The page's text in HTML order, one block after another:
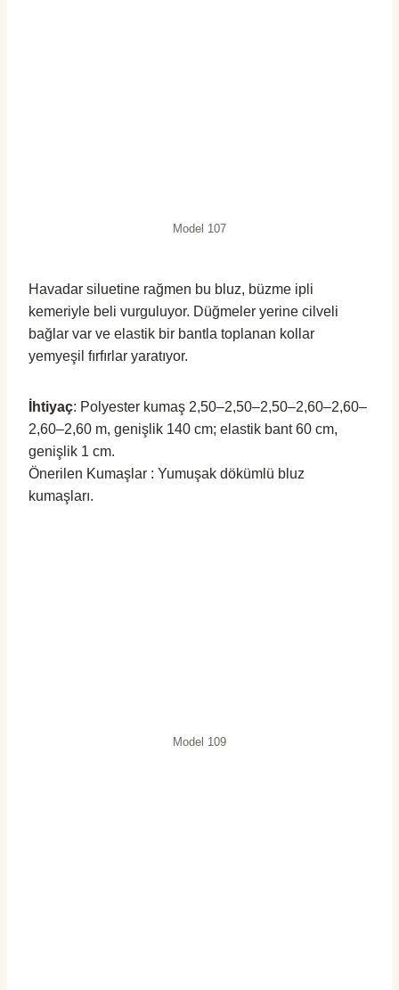
Model 107
Havadar siluetine rağmen bu bluz, büzme ipli
kemeriyle beli vurguluyor. Düğmeler yerine cilveli
bağlar var ve elastik bir bantla toplanan kollar
yemyeşil fırfırlar yaratıyor.
İhtiyaç: Polyester kumaş 2,50–2,50–2,50–2,60–2,60–
2,60–2,60 m, genişlik 140 cm; elastik bant 60 cm,
genişlik 1 cm.
Önerilen Kumaşlar : Yumuşak dökümlü bluz
kumaşları.
Model 109